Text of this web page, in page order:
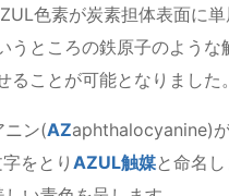
色素が炭素担体表面に
ところの鉄原子のような
ことが可能となりました。
ニン(AZaphthalocyanine)
をとり AZUL触媒と命名